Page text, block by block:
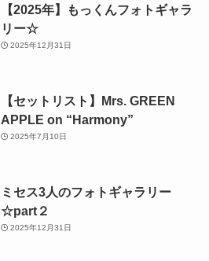
【2025年】もっくんフォトギャラ
リー☆
2025年12月31日
【セットリスト】Mrs. GREEN
APPLE on “Harmony”
2025年7月10日
ミセス3人のフォトギャラリー
☆part２
2025年12月31日